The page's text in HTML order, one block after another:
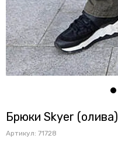
Брюки Skyer (олива)
Артикул: 71728